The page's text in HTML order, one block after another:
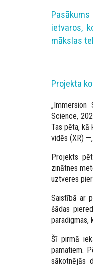
ietvaros,
mākslas
Projekta
Science,
Tas pēta, kā
vidēs (XR)
Projekts
zinātnes
uztveres
Saistībā ar
šādas
paradigmas,
Šī pirmā
pamatiem.
sākotnējās